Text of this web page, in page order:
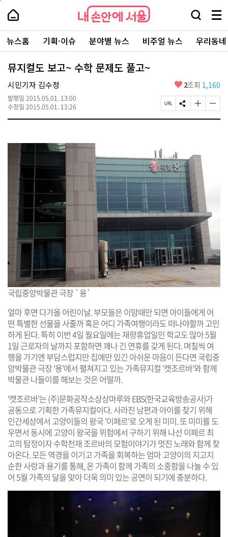
본
로
가
내
손
안
에
서
울
-
서
울
시
대
표
소
털
내
손
에
울
검
창
열
기
메
뉴
전
체
보
주
요
서
뉴스홈 기획·이슈 분야별 뉴스 비주얼 뉴스 우리동
뮤지컬도 보고~ 수학 문제도 풀고~
시민기자 김수정
발행일 2015.05.01. 13:00
수정일 2015.05.01. 13:26
좋
요
2조회 1,160
페
이
복
사
S
N
기
글
자
변
경
하
기
글
자
국립중앙박물관 극장 `용`
얼마 후면 다가올 어린이날. 부모들은 이맘때만 되면 아이들에게 어
떤 특별한 선물을 사줄까 혹은 어디 가족여행이라도 떠나야할까 고민
하게 된다. 특히 이번 4일 월요일에는 재량휴업일인 학교도 많아 5월
1일 근로자의 날까지 포함하면 꽤나 긴 연휴를 갖게 된다. 며칠씩 여
행을 가기엔 부담스럽지만 집에만 있긴 아쉬운 마음이 든다면 국립중
앙박물관 극장 '용'에서 펼쳐지고 있는 가족뮤지컬 '캣조르바'와 함께
박물관 나들이를 해보는 것은 어떨까.
'캣조르바'는 (주)문화공작소상상마루와 EBS(한국교육방송공사)가
공동으로 기획한 가족뮤지컬이다. 사라진 남편과 아이를 찾기 위해
인간세상에서 고양이들의 왕국 '이페르'로 오게 된 미미. 또 미미를 도
우면서 동시에 고양이 왕국을 위험에서 구하기 위해 나선 이페르 최
고의 탐정이자 수학천재 조르바의 모험이야기가 멋진 노래와 함께 찾
아온다. 모든 역경을 이기고 가족을 회복하는 엄마 고양이의 지고지
순한 사랑과 용기를 통해, 온 가족이 함께 가족의 소중함을 나눌 수 있
어 5월 가족의 달을 맞아 더욱 의미 있는 공연이 되기에 충분하다.
페
상
단
로